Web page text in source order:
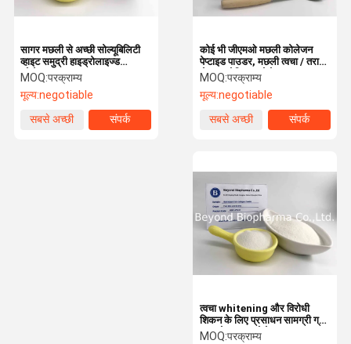
कोई भी जीएमओ मछली कोलेजन
पेप्टाइड पाउडर, मछली त्वचा / तराजू
से हाइड्रोलिज्ड कोलेजन प्रकार 1
MOQ:परक्राम्य
मूल्य:negotiable
सबसे अच्छी
संपर्क
सागर मछली से अच्छी सोल्यूबिलिटी
व्हाइट समुद्री हाइड्रोलाइज्ड
कोलेजन पाउडर
MOQ:परक्राम्य
मूल्य:negotiable
सबसे अच्छी
संपर्क
त्वचा whitening और विरोधी
शिकन के लिए प्रसाधन सामग्री ग्रेड
हाइड्रोलाइज्ड कोलेजन पाउडर
MOQ:परक्राम्य